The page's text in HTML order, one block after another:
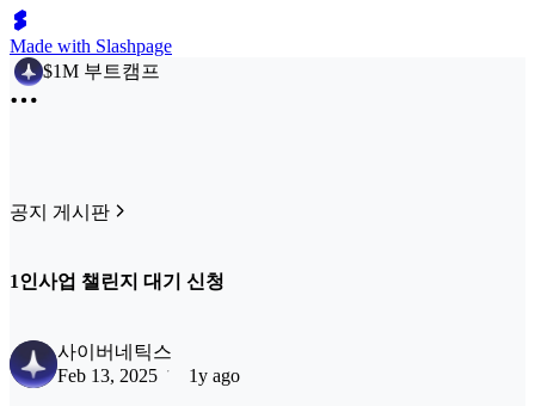
Made with Slashpage
$1M 부트캠프
공지 게시판
1인사업 챌린지 대기 신청
사이버네틱스
Feb 13, 2025
1y ago